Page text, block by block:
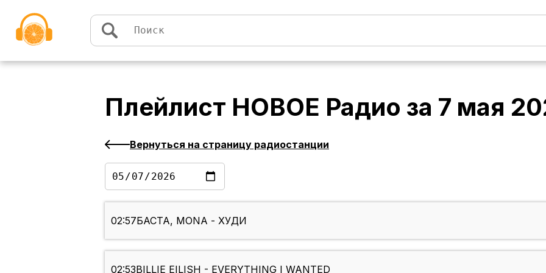
Плейлист НОВОЕ Радио за 7 мая
Вернуться на страницу радиостанции
02:57БАСТА, MONA - ХУДИ
02:53BILLIE EILISH - EVERYTHING I WANTED